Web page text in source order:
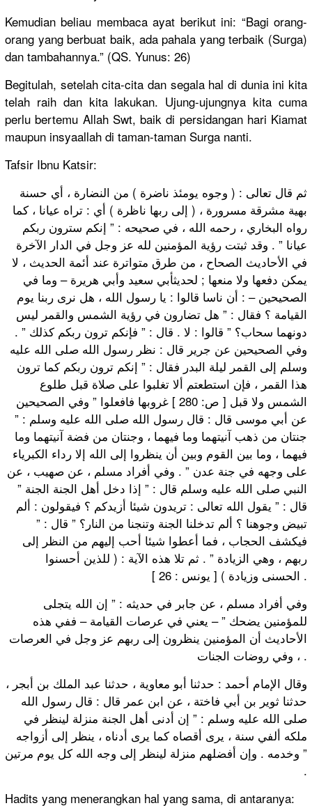
Kemudian beliau membaca ayat berikut ini: “Bagi orang-
orang yang berbuat baik, ada pahala yang terbaik (Surga)
dan tambahannya.” (QS. Yunus: 26)
Begitulah, setelah cita-cita dan segala hal di dunia ini kita
telah raih dan kita lakukan. Ujung-ujungnya kita cuma
perlu bertemu Allah Swt, baik di persidangan hari Kiamat
maupun insyaallah di taman-taman Surga nanti.
Tafsir Ibnu Katsir:
ثم قال تعالى : ( وجوه يومئذ ناضرة ) من النضارة ، أي حسنة
بهية مشرقة مسرورة ، ( إلى ربها ناظرة ) أي : تراه عيانا ، كما
رواه البخاري ، رحمه الله ، في صحيحه : ” إنكم سترون ربكم
عيانا ” . وقد ثبتت رؤية المؤمنين لله عز وجل في الدار الآخرة
في الأحاديث الصحاح ، من طرق متواترة عند أئمة الحديث ، لا
يمكن دفعها ولا منعها ; لحديثأبي سعيد وأبي هريرة‌ – وما في
الصحيحين – : أن ناسا قالوا : يا رسول الله ، هل نرى ربنا يوم
القيامة ؟ فقال : ” هل تضارون في رؤية الشمس والقمر ليس
دونهما سحاب؟ ” قالوا : لا . قال : ” فإنكم ترون ربكم كذلك ” .
وفي الصحيحين عن جرير قال : نظر رسول الله صلى الله عليه
وسلم إلى القمر ليلة البدر فقال : ” إنكم ترون ربكم كما ترون
هذا القمر ، فإن استطعتم ألا تغلبوا على صلاة قبل طلوع
الشمس ولا قبل [ ص: 280 ] غروبها فافعلوا ” وفي الصحيحين
عن أبي موسى قال : قال رسول الله صلى الله عليه وسلم : ”
جنتان من ذهب آنيتهما وما فيهما ، وجنتان من فضة آنيتهما وما
فيهما ، وما بين القوم وبين أن ينظروا إلى الله إلا رداء الكبرياء
على وجهه في جنة عدن ” . وفي أفراد مسلم ، عن صهيب ، عن
النبي صلى الله عليه وسلم قال : ” إذا دخل أهل الجنة الجنة ”
قال : ” يقول الله تعالى : تريدون شيئا أزيدكم ؟ فيقولون : ألم
تبيض وجوهنا ؟ ألم تدخلنا الجنة وتنجنا من النار؟ ” قال : ”
فيكشف الحجاب ، فما أعطوا شيئا أحب إليهم من النظر إلى
ربهم ، وهي الزيادة ” . ثم تلا هذه الآية : ( للذين أحسنوا
الحسنى وزيادة ) [ يونس : 26 ] .
وفي أفراد مسلم ، عن جابر في حديثه : ” إن الله يتجلى
للمؤمنين يضحك ” – يعني في عرصات القيامة – ففي هذه
الأحاديث أن المؤمنين ينظرون إلى ربهم عز وجل في العرصات
، وفي روضات الجنات .
وقال الإمام أحمد : حدثنا أبو معاوية ، حدثنا عبد الملك بن أبجر ،
حدثنا ثوير بن أبي فاختة ، عن ابن عمر قال : قال رسول الله
صلى الله عليه وسلم : ” إن أدنى أهل الجنة منزلة لينظر في
ملكه ألفي سنة ، يرى أقصاه كما يرى أدناه ، ينظر إلى أزواجه
وخدمه . وإن أفضلهم منزلة لينظر إلى وجه الله كل يوم مرتين ”
.
Hadits yang menerangkan hal yang sama, di antaranya: